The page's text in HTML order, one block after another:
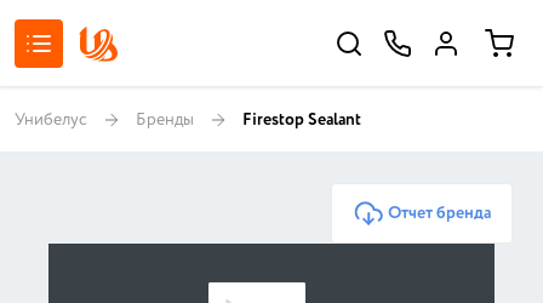
Унибелус Бренды Firestop Sealant
Отчет бренда